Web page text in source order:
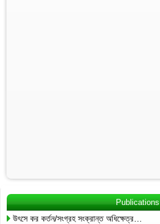
Publications
উৎসে কর কর্তন/সংগ্রহ সংক্রান্ত অধিক্ষেত্র…